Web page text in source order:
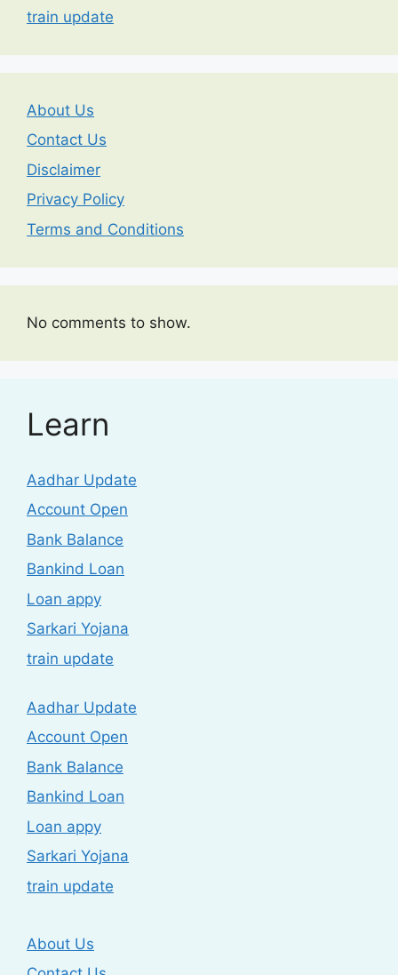
train update
About Us
Contact Us
Disclaimer
Privacy Policy
Terms and Conditions
No comments to show.
Learn
Aadhar Update
Account Open
Bank Balance
Bankind Loan
Loan appy
Sarkari Yojana
train update
Aadhar Update
Account Open
Bank Balance
Bankind Loan
Loan appy
Sarkari Yojana
train update
About Us